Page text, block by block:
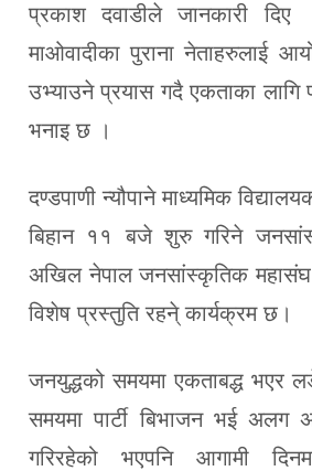
प्रकाश दवाडीले जानकारी दिए
माओवादीका पुराना नेताहरुलाई
उभ्याउने प्रयास गदै एकताका लागि
भनाइ छ ।
दण्डपाणी न्यौपाने माध्यमिक
बिहान ११ बजे शुरु गरिने
अखिल नेपाल जनसांस्कृतिक महासंघ
विशेष प्रस्तुति रहने् कार्यक्रम छ।
जनयुद्धको समयमा एकताबद्ध भएर
समयमा पार्टी बिभाजन भई अलग
गरिरहेको भएपनि आगामी